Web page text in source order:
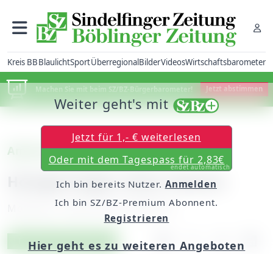
Kreis BBBlaulichtSportÜberregionalBilderVideosWirtschaftsbarometer
Machen Sie mit beim SZ/BZ-Bürgerbarometer! Jetzt abstimmen
American Football: Twister
Holzgerlingen ohne Chance
Montag, 19. April 2010, 00:00 Uhr
Artikel vorlesen
Exklusiv für Abonnenten
Weiter geht's mit
Jetzt für 1,- € weiterlesen
Oder mit dem Tagespass für 2,83€
endet automatisch
Ich bin bereits Nutzer. Anmelden
Ich bin SZ/BZ-Premium Abonnent.
Registrieren
Hier geht es zu weiteren Angeboten